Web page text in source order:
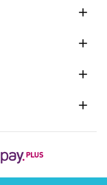



